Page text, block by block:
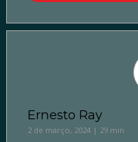
Ernesto Ray
2 de março, 2024 | 29 min